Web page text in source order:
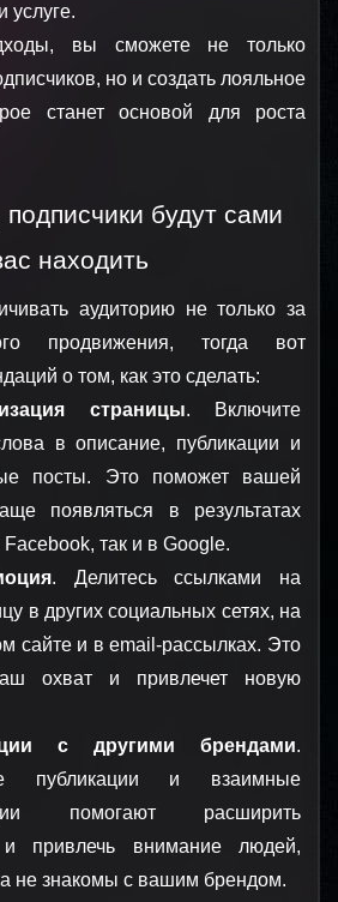
услуге.
вы сможете не только
но и создать лояльное
станет основой для роста
будут сами
находить
аудиторию не только за
продвижения, тогда вот
о том, как это сделать:
страницы. Включите
в описание, публикации и
посты. Это поможет вашей
появляться в результатах
Facebook, так и в Google.
. Делитесь ссылками на
в других социальных сетях, на
сайте и в email-рассылках. Это
охват и привлечет новую
с другими брендами.
публикации и взаимные
помогают расширить
и привлечь внимание людей,
не знакомы с вашим брендом.